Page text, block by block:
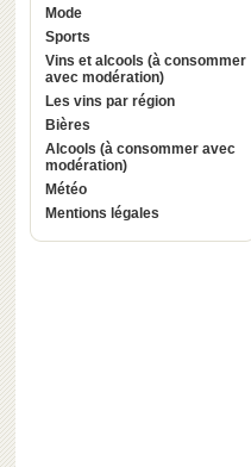
Mode
Sports
Vins et alcools (à consommer
avec modération)
Les vins par région
Bières
Alcools (à consommer avec
modération)
Météo
Mentions légales